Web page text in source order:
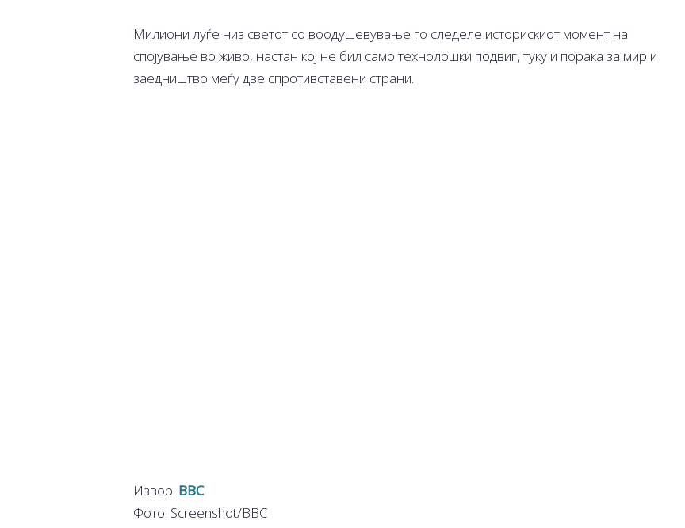
Милиони луѓе низ светот со воодушевување го следеле историскиот момент на
спојување во живо, настан кој не бил само технолошки подвиг, туку и порака за мир и
заедништво меѓу две спротивставени страни.
Извор: ВВС
Фото: Screenshot/BBC